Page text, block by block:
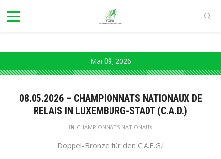
Mai 09 2026
08.05.2026 – CHAMPIONNATS NATIONAUX DE
RELAIS IN LUXEMBURG-STADT (C.A.D.)
IN CHAMPIONNATS NATIONAUX
Doppel-Bronze für den C.A.E.G.!